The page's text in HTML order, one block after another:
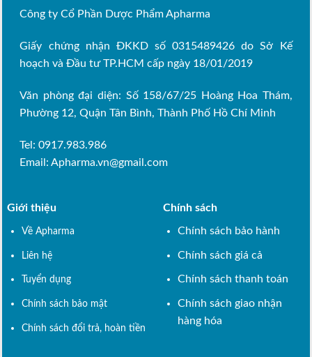
Công ty Cổ Phần Dược Phẩm Apharma
Giấy chứng nhận ĐKKD số 0315489426 do Sở Kế
hoạch và Đầu tư TP.HCM cấp ngày 18/01/2019
Văn phòng đại diện: Số 158/67/25 Hoàng Hoa Thám,
Phường 12, Quận Tân Bình, Thành Phố Hồ Chí Minh
Tel: 0917.983.986
Email:Apharma.vn@gmail.com
Giới thiệu
Về Apharma
Liên hệ
Tuyển dụng
Chính sách bảo mật
Chính sách đổi trả, hoàn tiền
Chính sách
Chính sách bảo hành
Chính sách giá cả
Chính sách thanh toán
Chính sách giao nhận
hàng hóa